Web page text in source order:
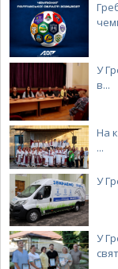
У
в...
На
...
У
У